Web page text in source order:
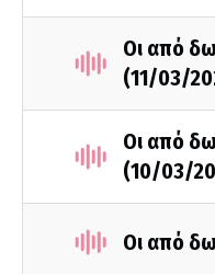
Οι από
(11/03/
Οι από
(10/03/
Οι από